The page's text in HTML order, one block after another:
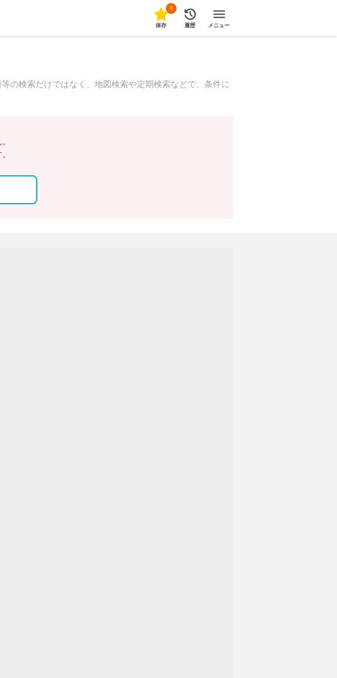
0
保存 履歴 メニュー
の検索だけではなく、地図検索や定期検索などで、条件に